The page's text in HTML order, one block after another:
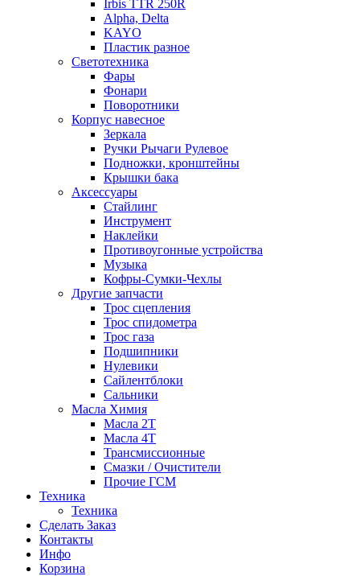
Irbis TTR 250R
Alpha, Delta
KAYO
Пластик разное
Светотехника
Фары
Фонари
Поворотники
Корпус навесное
Зеркала
Ручки Рычаги Рулевое
Подножки, кронштейны
Крышки бака
Аксессуары
Стайлинг
Инструмент
Наклейки
Противоугонные устройства
Музыка
Кофры-Сумки-Чехлы
Другие запчасти
Трос сцепления
Трос спидометра
Трос газа
Подшипники
Нулевики
Сайлентблоки
Сальники
Масла Химия
Масла 2Т
Масла 4Т
Трансмиссионные
Смазки / Очистители
Прочие ГСМ
Техника
Техника
Сделать Заказ
Контакты
Инфо
Корзина